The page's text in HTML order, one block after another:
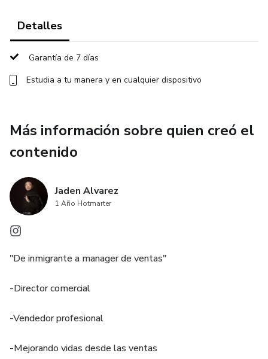
Detalles
Garantía de 7 días
Estudia a tu manera y en cualquier dispositivo
Más información sobre quien creó el
contenido
Jaden Alvarez
1 Año Hotmarter
"De inmigrante a manager de ventas"
-Director comercial
-Vendedor profesional
-Mejorando vidas desde las ventas